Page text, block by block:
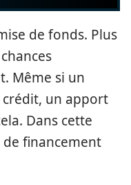
de fonds. Plus
Même si un
un apport
Dans cette
financement